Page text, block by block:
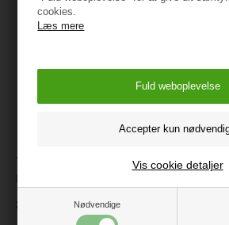
cookies.
Læs mere
Nødvendige
Vis cookie detaljer
Tumleskum, Skumhynde,
Lyseblå
249 kr.